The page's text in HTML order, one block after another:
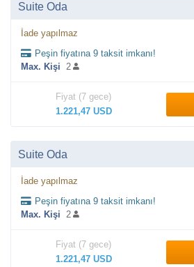
Suite Oda
İade yapılmaz
Peşin fiyatına 9 taksit imkanı!
Max. Kişi 2
Fiyat (7 gece)
1.221,47 USD
Suite Oda
İade yapılmaz
Peşin fiyatına 9 taksit imkanı!
Max. Kişi 2
Fiyat (7 gece)
1.221,47 USD